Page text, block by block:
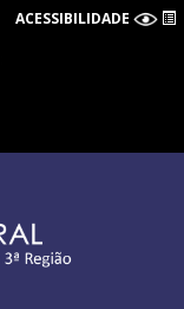
ACESSIBILIDADE